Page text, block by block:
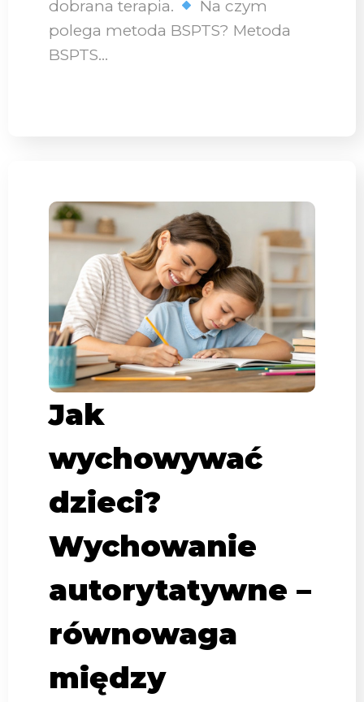
dobrana terapia.
Na czym
polega metoda BSPTS? Metoda
BSPTS…
Jak
wychowywać
dzieci?
Wychowanie
autorytatywne –
równowaga
między